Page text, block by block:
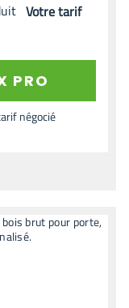
Votre tarif
PRO
négocié